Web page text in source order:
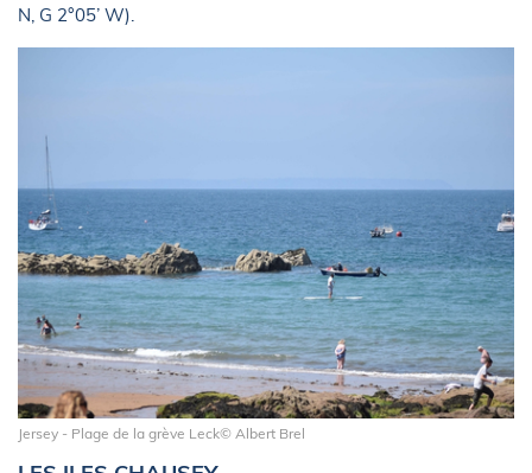
N, G 2°05’ W).
Jersey - Plage de la grève Leck© Albert Brel